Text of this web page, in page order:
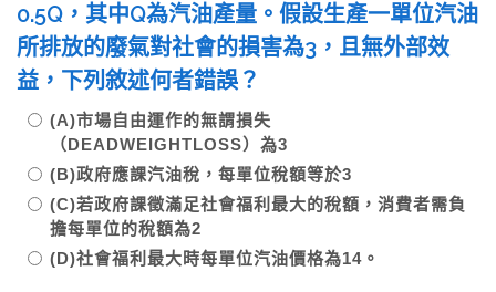
0.5Q，其中Q為汽油產量。假設生產一單位汽油
所排放的廢氣對社會的損害為3，且無外部效
益，下列敘述何者錯誤？
(A)市場自由運作的無謂損失
（DEADWEIGHTLOSS）為3
(B)政府應課汽油稅，每單位稅額等於3
(C)若政府課徵滿足社會福利最大的稅額，消費者需負
擔每單位的稅額為2
(D)社會福利最大時每單位汽油價格為14。